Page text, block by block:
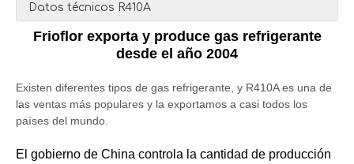
Datos técnicos R410A
Frioflor exporta y produce gas refrigerante
desde el año 2004
Existen diferentes tipos de gas refrigerante, y R410A es una de
las ventas más populares y la exportamos a casi todos los
países del mundo.
El gobierno de China controla la cantidad de producción